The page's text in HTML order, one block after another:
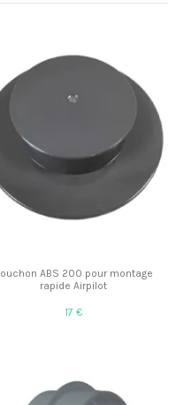
ABS 200 pour montage
rapide Airpilot
17 €